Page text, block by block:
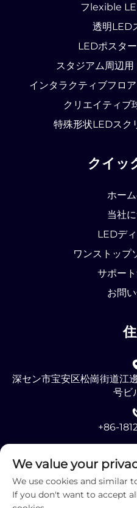
フlexible
透明LED
LEDポスタ
スタジアム周辺
インタラクティブフロ
クリエイティブ
特殊形状LEDスク
クイッ
ホー
当社
LEDデ
ワンストップ
サポー
お問
深セン市宝安区松崗街道江
号ビ
+86-
[email
We value your
We use cookies and similar
If you don't want to accept